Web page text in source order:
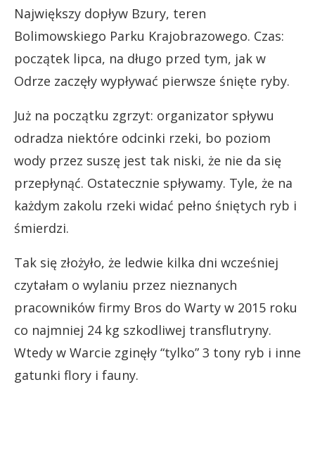
Największy dopływ Bzury, teren
Bolimowskiego Parku Krajobrazowego. Czas:
początek lipca, na długo przed tym, jak w
Odrze zaczęły wypływać pierwsze śnięte ryby.
Już na początku zgrzyt: organizator spływu
odradza niektóre odcinki rzeki, bo poziom
wody przez suszę jest tak niski, że nie da się
przepłynąć. Ostatecznie spływamy. Tyle, że na
każdym zakolu rzeki widać pełno śniętych ryb i
śmierdzi.
Tak się złożyło, że ledwie kilka dni wcześniej
czytałam o wylaniu przez nieznanych
pracowników firmy Bros do Warty w 2015 roku
co najmniej 24 kg szkodliwej transflutryny.
Wtedy w Warcie zginęły “tylko” 3 tony ryb i inne
gatunki flory i fauny.